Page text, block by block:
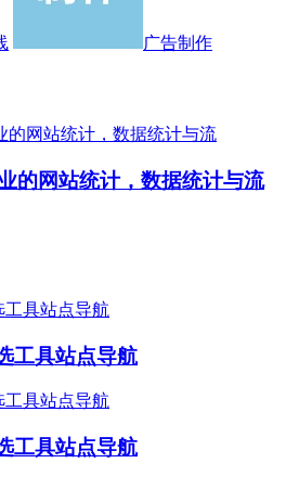
广告制作
的网站统计，数据统计与流
工具站点导航
工具站点导航